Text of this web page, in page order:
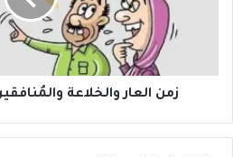
زمن العار والخلاعة